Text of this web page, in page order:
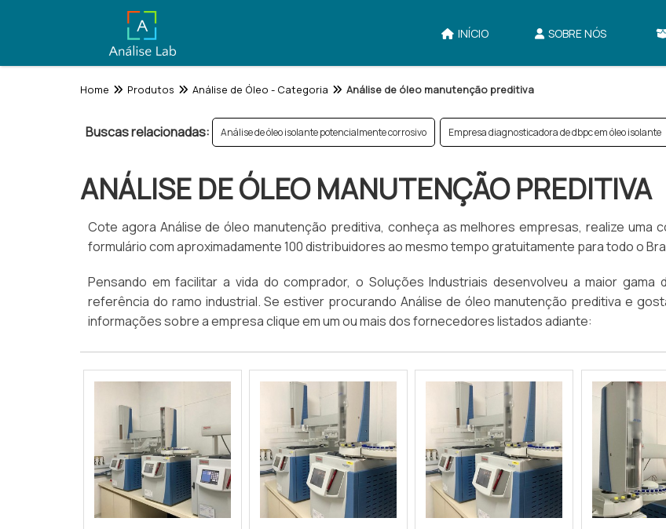
INÍCIO SOBRE NÓS
Home Produtos Análise de Óleo - Categoria Análise de óleo manutenção preditiva
Buscas relacionadas: Análise de óleo isolante potencialmente corrosivo Empresa diagnosticadora de dbpc em óleo isolante
ANÁLISE DE ÓLEO MANUTENÇÃO PREDITIVA
Cote agora Análise de óleo manutenção preditiva, conheça as melhores empresas, realize uma
formulário com aproximadamente 100 distribuidores ao mesmo tempo gratuitamente para todo o
Pensando em facilitar a vida do comprador, o Soluções Industriais desenvolveu a maior gama
referência do ramo industrial. Se estiver procurando Análise de óleo manutenção preditiva e
informações sobre a empresa clique em um ou mais dos fornecedores listados adiante: